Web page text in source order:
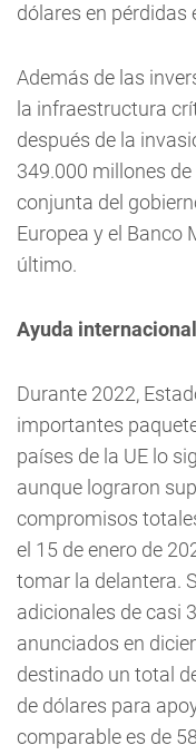
dólares en pérdidas
Además de las
la infraestructura
después de la
349.000 millones
conjunta del
Europea y el Banco
último.
Ayuda internacional
Durante 2022,
importantes
países de la UE lo
aunque lograron
compromisos
el 15 de enero de
tomar la delantera.
adicionales de casi
anunciados en
destinado un total
de dólares para
comparable es de